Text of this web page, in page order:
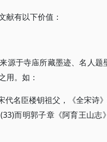
献有以下价值：
源于寺庙所藏墨迹、名人
用。如：
名臣楼钥祖父，《全宋诗
而明郭子章《阿育王山